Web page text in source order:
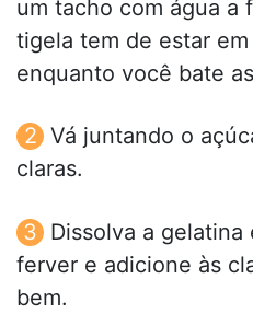
um tacho com água a
tigela tem de estar
enquanto você bate
Vá juntando o
claras.
Dissolva a
ferver e adicione às
bem.